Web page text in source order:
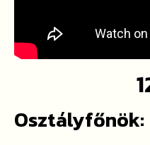
Osztályfőnök: